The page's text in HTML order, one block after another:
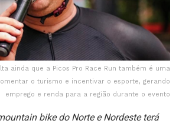
ainda que a Picos Pro Race Run também é uma
o turismo e incentivar o esporte, gerando
emprego e renda para a região durante o evento
bike do Norte e Nordeste terá